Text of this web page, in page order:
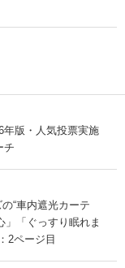
年版・人気投票実施
チ
“車内遮光カーテ
「ぐっすり眠れま
2ページ目